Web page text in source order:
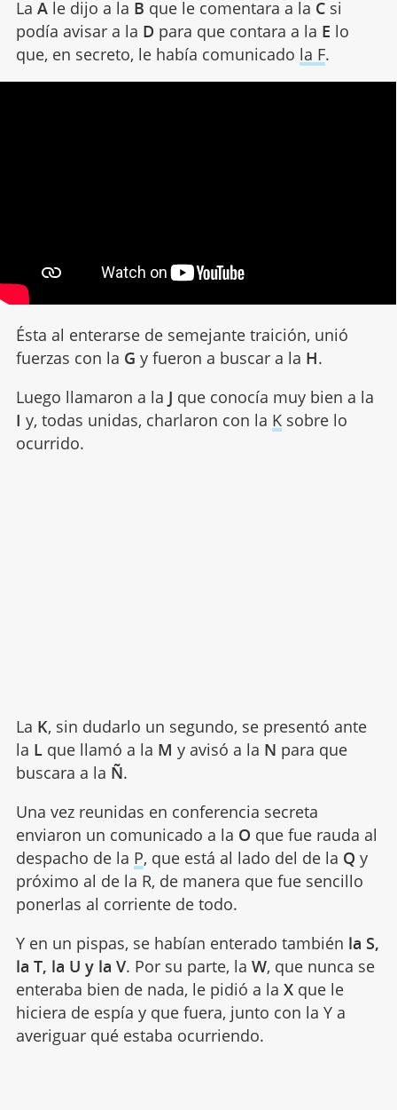
La Ale dijo a la B que le comentara a la Csi
podía avisar a la D para que contara a la E lo
que, en secreto, le había comunicado la F.
Ésta al enterarse de semejante traición, unió
fuerzas con la G y fueron a buscar a la H.
Luego llamaron a la J que conocía muy bien a la
I y, todas unidas, charlaron con la Ksobre lo
ocurrido.
La K, sin dudarlo un segundo, se presentó ante
la Lque llamó a la M y avisó a la N para que
buscara a la Ñ.
Una vez reunidas en conferencia secreta
enviaron un comunicado a la O que fue rauda al
despacho de la P, que está al lado del de la Q y
próximo al de la R, de manera que fue sencillo
ponerlas al corriente de todo.
Y en un pispas, se habían enterado también la S,
la T, la U y la V. Por su parte, la W, que nunca se
enteraba bien de nada, le pidió a la Xque le
hiciera de espía y que fuera, junto con la Y a
averiguar qué estaba ocurriendo.